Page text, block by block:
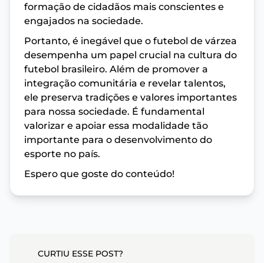
formação de cidadãos mais conscientes e
engajados na sociedade.
Portanto, é inegável que o futebol de várzea
desempenha um papel crucial na cultura do
futebol brasileiro. Além de promover a
integração comunitária e revelar talentos,
ele preserva tradições e valores importantes
para nossa sociedade. É fundamental
valorizar e apoiar essa modalidade tão
importante para o desenvolvimento do
esporte no país.
Espero que goste do conteúdo!
CURTIU ESSE POST?